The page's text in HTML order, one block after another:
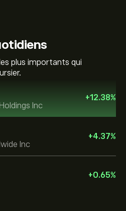
plus importants qui
Inc
+12.38%
Inc
+4.37%
+0.65%